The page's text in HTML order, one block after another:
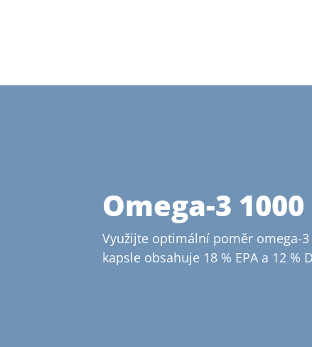
Omega-3
Využijte optimální poměr omega-
kapsle obsahuje 18 % EPA a 12 %